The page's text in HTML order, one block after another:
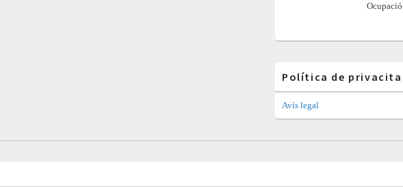
Ocupació
Política de
Avís legal